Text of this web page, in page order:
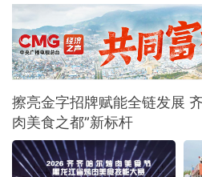
共收到有效参赛
计赋能烤肉产业
方有关部门负责
餐饮企业代表及
化展开交
擦亮金字招牌赋能全链发展
肉美食之都”新标杆